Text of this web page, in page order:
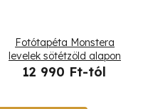
Fotótapéta Monstera
levelek sötétzöld alapon
12 990 Ft-tól